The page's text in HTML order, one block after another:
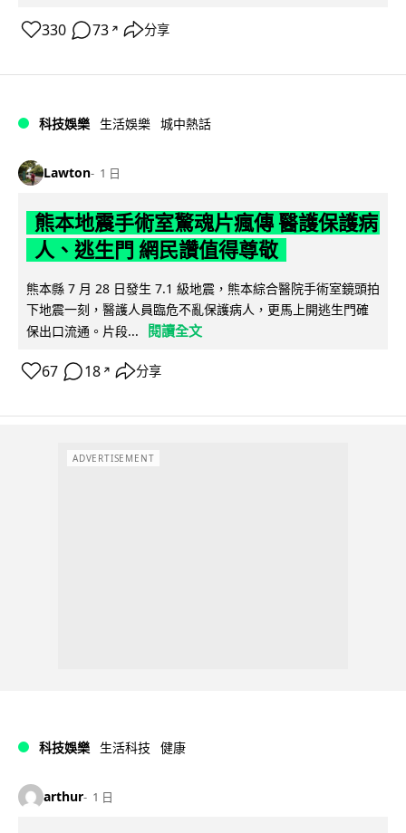
330 73 ↗ 分享
科技娛樂 生活娛樂 城中熱話
Lawton 1 日
熊本地震手術室驚魂片瘋傳 醫護保護病
人、逃生門 網民讚值得尊敬
熊本縣 7 月 28 日發生 7.1 級地震，熊本綜合醫院手術室鏡頭拍
下地震一刻，醫護人員臨危不亂保護病人，更馬上開逃生門確
保出口流通。片段...
閱讀全文
67 18 ↗ 分享
ADVERTISEMENT
科技娛樂 生活科技 健康
arthur 1 日